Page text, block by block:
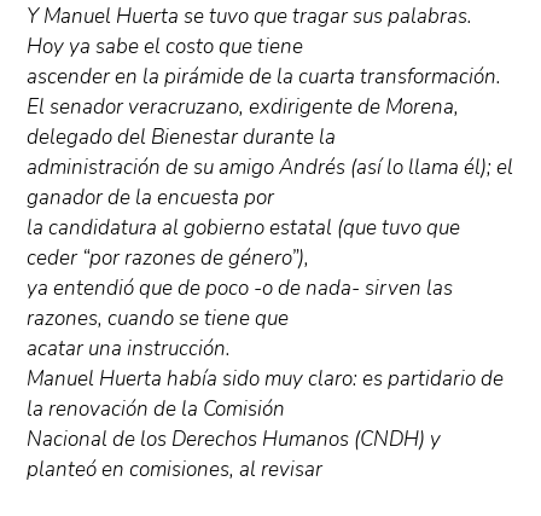
Y Manuel Huerta se tuvo que tragar sus palabras.
Hoy ya sabe el costo que tiene
ascender en la pirámide de la cuarta transformación.
El senador veracruzano, exdirigente de Morena,
delegado del Bienestar durante la
administración de su amigo Andrés (así lo llama él); el
ganador de la encuesta por
la candidatura al gobierno estatal (que tuvo que
ceder “por razones de género”),
ya entendió que de poco -o de nada- sirven las
razones, cuando se tiene que
acatar una instrucción.
Manuel Huerta había sido muy claro: es partidario de
la renovación de la Comisión
Nacional de los Derechos Humanos (CNDH) y
planteó en comisiones, al revisar